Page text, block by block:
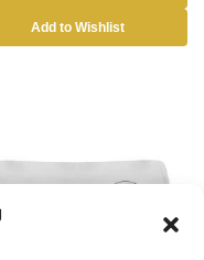
Add to Wishlist